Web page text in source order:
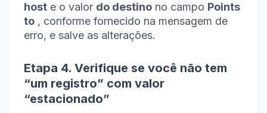
host e o valor do destino no campo Points
to , conforme fornecido na mensagem de
erro, e salve as alterações.
Etapa 4. Verifique se você não tem
“um registro” com valor
“estacionado”